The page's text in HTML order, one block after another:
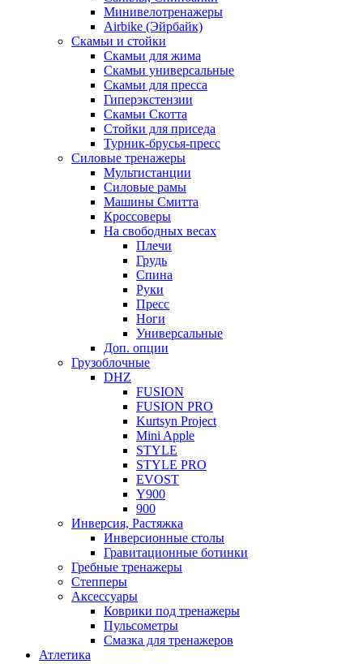
Минивелотренажеры
Airbike (Эйрбайк)
Скамьи и стойки
Скамьи для жима
Скамьи универсальные
Скамьи для пресса
Гиперэкстензии
Скамьи Скотта
Стойки для приседа
Турник-брусья-пресс
Силовые тренажеры
Мультистанции
Силовые рамы
Машины Смитта
Кроссоверы
На свободных весах
Плечи
Грудь
Спина
Руки
Пресс
Ноги
Универсальные
Доп. опции
Грузоблочные
DHZ
FUSION
FUSION PRO
Kurtsyn Project
Mini Apple
STYLE
STYLE PRO
EVOST
Y900
900
Инверсия, Растяжка
Инверсионные столы
Гравитационные ботинки
Гребные тренажеры
Степперы
Аксессуары
Коврики под тренажеры
Пульсометры
Смазка для тренажеров
Атлетика